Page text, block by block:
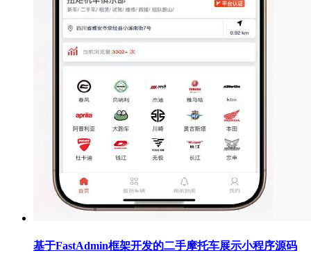
基于FastAdmin框架开发的二手摩托车展示小程序源码